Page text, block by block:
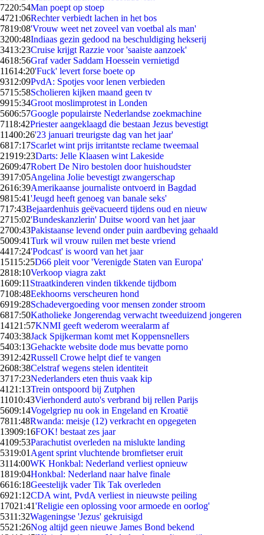
7220:54Man poept op stoep
4721:06Rechter verbiedt lachen in het bos
7819:08'Vrouw weet net zoveel van voetbal als man'
3200:48Indiaas gezin gedood na beschuldiging hekserij
3413:23Cruise krijgt Razzie voor 'saaiste aanzoek'
4618:56Graf vader Saddam Hoessein vernietigd
11614:20'Fuck' levert forse boete op
9312:09PvdA: Spotjes voor lenen verbieden
5715:58Scholieren kijken maand geen tv
9915:34Groot moslimprotest in Londen
5606:57Google populairste Nederlandse zoekmachine
7118:42Priester aangeklaagd die bestaan Jezus bevestigt
11400:26'23 januari treurigste dag van het jaar'
6817:17Scarlet wint prijs irritantste reclame tweemaal
21919:23Darts: Jelle Klaasen wint Lakeside
2609:47Robert De Niro bestolen door huishoudster
3917:05Angelina Jolie bevestigt zwangerschap
2616:39Amerikaanse journaliste ontvoerd in Bagdad
9815:41'Jeugd heeft genoeg van banale seks'
717:43Bejaardenhuis geëvacueerd tijdens oud en nieuw
2715:02'Bundeskanzlerin' Duitse woord van het jaar
2700:43Pakistaanse levend onder puin aardbeving gehaald
5009:41Turk wil vrouw ruilen met beste vriend
4417:24'Podcast' is woord van het jaar
15115:25D66 pleit voor 'Verenigde Staten van Europa'
2818:10Verkoop viagra zakt
1609:11 Straatkinderen vinden tikkende tijdbom
7108:48Eekhoorns verscheuren hond
6919:28Schadevergoeding voor mensen zonder stroom
6817:50Katholieke Jongerendag verwacht tweeduizend jongeren
141 21:57KNMI geeft wederom weeralarm af
7403:38Jack Spijkerman komt met Koppensnellers
5403:13Gehackte website dode mus bevatte porno
3912:42Russell Crowe helpt dief te vangen
2608:38Celstraf wegens stelen identiteit
3717:23Nederlanders eten thuis vaak kip
41 21:13Trein ontspoord bij Zutphen
11010:43Vierhonderd auto's verbrand bij rellen Parijs
5609:14Vogelgriep nu ook in Engeland en Kroatië
7811:48Rwanda: meisje (12) verkracht en opgegeten
13909:16FOK! bestaat zes jaar
4109:53Parachutist overleden na mislukte landing
5319:01 Agent sprint vluchtende bromfietser eruit
3114:00WK Honkbal: Nederland verliest opnieuw
1819:04Honkbal: Nederland naar halve finale
6616:18Geestelijk vader Tik Tak overleden
6921:12CDA wint, PvdA verliest in nieuwste peiling
17021:41'Religie een oplossing voor armoede en oorlog'
5311:32Wageningse 'Jezus' gekruisigd
5521:26Nog altijd geen nieuwe James Bond bekend